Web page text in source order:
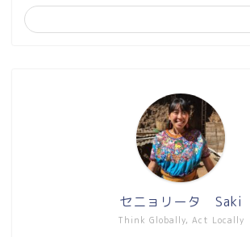
Think Globally, Act Locally
セニョリータ Saki